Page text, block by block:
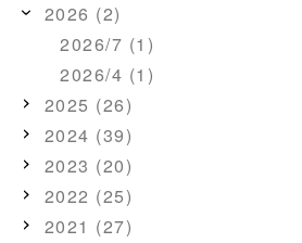
2026 (2)
2026/7 (1)
2026/4 (1)
2025 (26)
2024 (39)
2023 (20)
2022 (25)
2021 (27)